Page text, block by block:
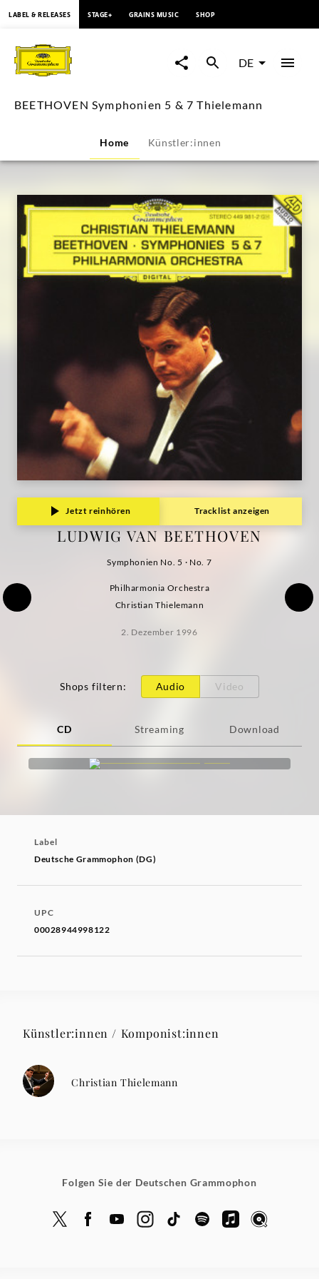
BEETHOVEN
Symphonien
7
Thielemann
Deutsche
Grammophon
LABEL & RELEASES STAGE+ GRAINS MUSIC SHOP
DE
BEETHOVEN Symphonien 5 & 7 Thielemann
Home Künstler:innen
Jetzt reinhören Tracklist anzeigen
LUDWIG VAN BEETHOVEN
Symphonien No. 5 · No. 7
Philharmonia Orchestra
Christian Thielemann
2. Dezember 1996
Shops filtern: Audio Video
CD Streaming Download
Label
Deutsche Grammophon (DG)
UPC
00028944998122
Künstler:innen / Komponist:innen
Christian Thielemann
Folgen Sie der Deutschen Grammophon